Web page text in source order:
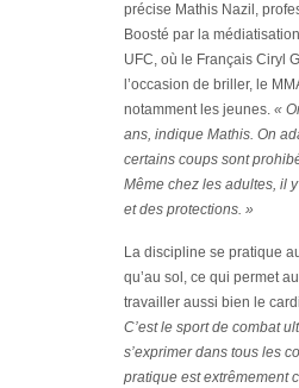
précise Mathis Nazil,
Boosté par la
UFC, où le Français Ciryl
l’occasion de briller, le
notamment les jeunes. «
ans, indique Mathis. On
certains coups sont
Même chez les adultes, il
et des protections. »
La discipline se pratique
qu’au sol, ce qui permet
travailler aussi bien le
C’est le sport de combat
s’exprimer dans tous les
pratique est extrêmement